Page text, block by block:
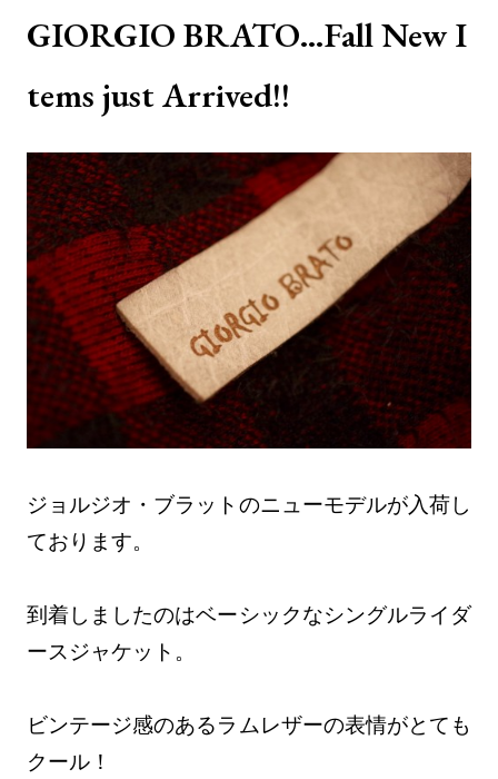
GIORGIO BRATO…Fall New I
tems just Arrived!!
ジョルジオ・ブラットのニューモデルが入荷し
ております。
到着しましたのはベーシックなシングルライダ
ースジャケット。
ビンテージ感のあるラムレザーの表情がとても
クール！